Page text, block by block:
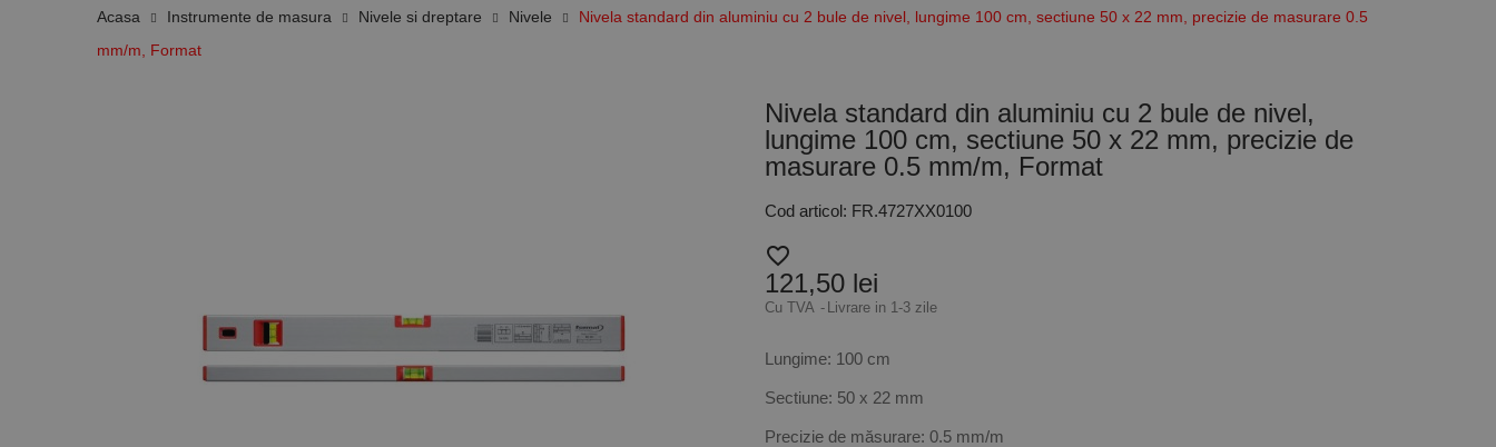
Acasa Instrumente de masura Nivele si dreptare Nivele
Nivela standard din aluminiu cu 2 bule de nivel, lungime 100 cm, sectiune 50 x 22 mm, precizie de masurare 0.5
mm/m, Format
Nivela standard din aluminiu cu 2 bule de nivel,
lungime 100 cm, sectiune 50 x 22 mm, precizie de
masurare 0.5 mm/m, Format
Cod articol: FR.4727XX0100
favorite_border
121,50 lei
Cu TVA Livrare in 1-3 zile
Lungime: 100 cm
Sectiune: 50 x 22 mm
Precizie de măsurare: 0.5 mm/m